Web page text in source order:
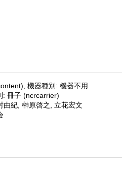
機器種別: 機器不用
: 冊子 (ncrcarrier)
由紀, 榊原啓之, 立花宏文